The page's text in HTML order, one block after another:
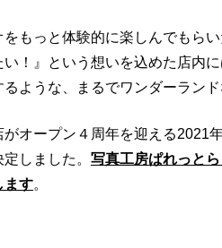
をもっと体験的に楽しんでもら
い！』という想いを込めた店内
るような、まるでワンダーラン
がオープン４周年を迎える2021
しました。 写真工房ぱれっと
ます。